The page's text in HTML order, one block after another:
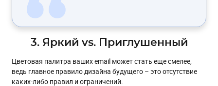
3. Яркий vs. Приглушенный
Цветовая палитра ваших email может стать еще смелее,
ведь главное правило дизайна будущего – это отсутствие
каких-либо правил и ограничений.